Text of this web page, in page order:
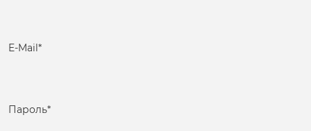
E-Mail*
Пароль*